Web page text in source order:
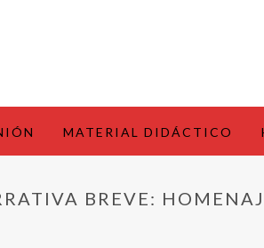
MATERIAL DIDÁCTICO
BREVE: